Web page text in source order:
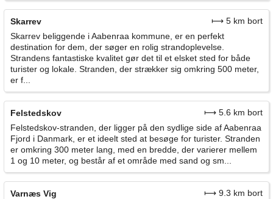
Skarrev
⟼ 5 km bort
Skarrev beliggende i Aabenraa kommune, er en perfekt
destination for dem, der søger en rolig strandoplevelse.
Strandens fantastiske kvalitet gør det til et elsket sted for både
turister og lokale. Stranden, der strækker sig omkring 500 meter,
er f...
Felstedskov
⟼ 5.6 km bort
Felstedskov-stranden, der ligger på den sydlige side af Aabenraa
Fjord i Danmark, er et ideelt sted at besøge for turister. Stranden
er omkring 300 meter lang, med en bredde, der varierer mellem
1 og 10 meter, og består af et område med sand og sm...
Varnæs Vig
⟼ 9.3 km bort